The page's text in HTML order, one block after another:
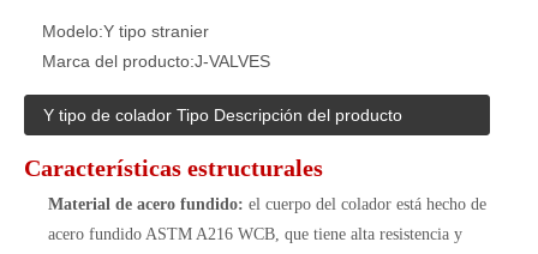
Modelo:Y tipo stranier
Marca del producto:J-VALVES
Y tipo de colador Tipo Descripción del producto
Características estructurales
Material de acero fundido: el cuerpo del colador está hecho de
acero fundido ASTM A216 WCB, que tiene alta resistencia y